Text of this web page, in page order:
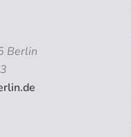
Berlin